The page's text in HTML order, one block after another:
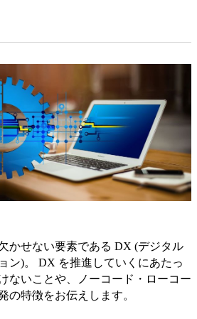
かせない要素である DX (デジタル
ン)。 DX を推進していくにあたっ
ないことや、ノーコード・ローコー
の特徴をお伝えします。